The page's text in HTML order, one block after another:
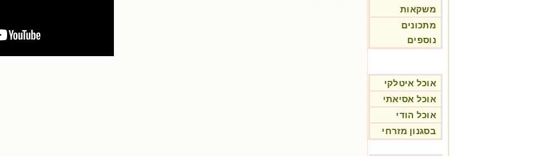
משקאות
מתכונים
נוספים
אוכל איטלקי
אוכל אסיאתי
אוכל הודי
בסגנון מזרחי